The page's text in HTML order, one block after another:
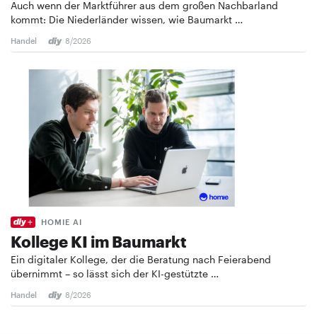
Auch wenn der Marktführer aus dem großen Nachbarland
kommt: Die Niederländer wissen, wie Baumarkt …
Handel 8/2026
HOMIE AI
Kollege KI im Baumarkt
Ein digitaler Kollege, der die Beratung nach Feierabend
übernimmt – so lässt sich der KI-gestützte …
Handel 8/2026